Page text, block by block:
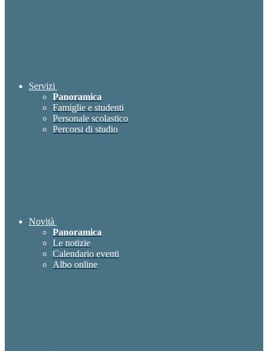
Servizi
Panoramica
Famiglie e studenti
Personale scolastico
Percorsi di studio
Novità
Panoramica
Le notizie
Calendario eventi
Albo online